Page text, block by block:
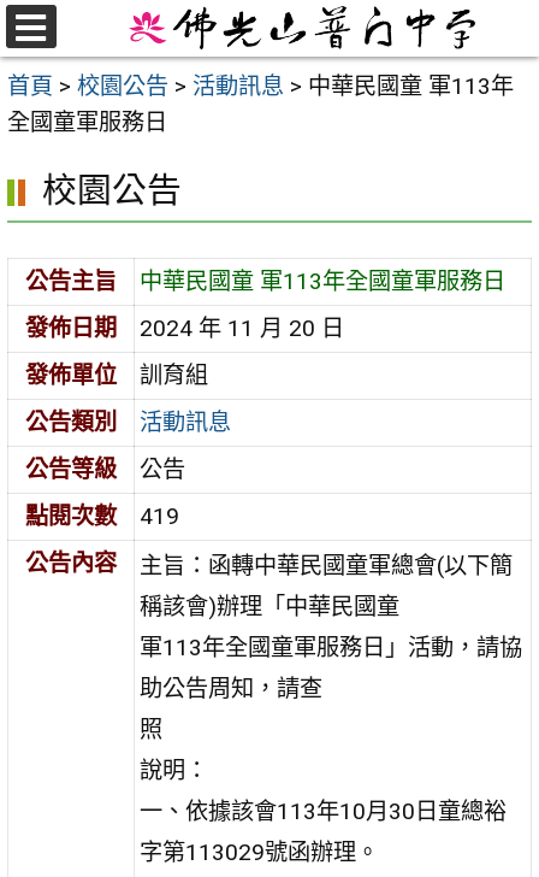
跳
至
主
要
首頁 > 校園公告 > 活動訊息 > 中華民國童 軍113年
全國童軍服務日
校園公告
公告主旨
中華民國童 軍113年全國童軍服務日
發佈日期
2024 年 11 月 20 日
發佈單位
訓育組
公告類別
活動訊息
公告等級
公告
點閱次數
419
公告內容
主旨：函轉中華民國童軍總會(以下簡
稱該會)辦理「中華民國童
軍113年全國童軍服務日」活動，請協
助公告周知，請查
照
說明：
一、依據該會113年10月30日童總裕
字第113029號函辦理。
選
單